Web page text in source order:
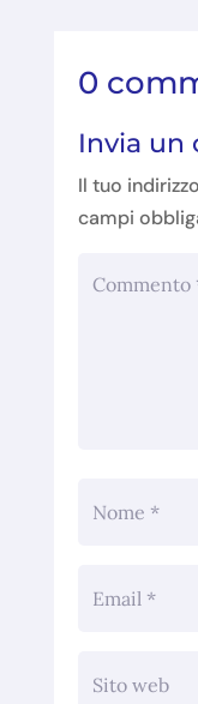
0
Invia un
Il tuo
campi